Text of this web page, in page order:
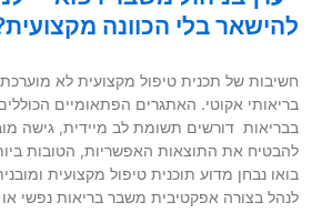
להישאר בלי הכוונה
חשיבות של תכנית טיפול מקצועית לא
בריאותי אקוטי. האתגרים הפתאומיים הכוללים
בבריאות דורשים תשומת לב מיידית, גישה
להבטיח את התוצאות האפשריות, הטובות
בואו נבחן מדוע תוכנית טיפול מקצועית
לנהל בצורה אפקטיבית משבר בריאות נפשי או